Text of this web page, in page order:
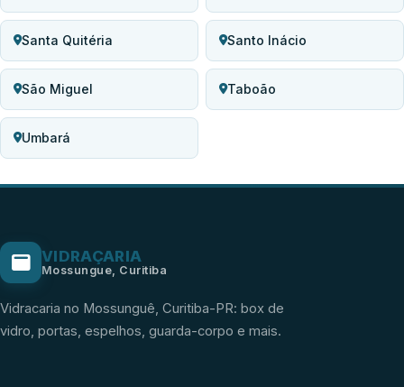
Santa Quitéria Santo Inácio
São Miguel Taboão
Umbará
VIDRAÇARIA
Mossungue, Curitiba
Vidracaria no Mossunguê, Curitiba-PR: box de
vidro, portas, espelhos, guarda-corpo e mais.